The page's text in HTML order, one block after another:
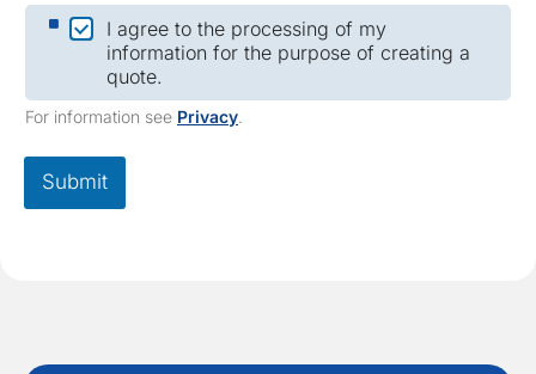
C
k
b
I agree to the processing of my
information for the purpose of creating a
quote.
For information see Privacy
Submit